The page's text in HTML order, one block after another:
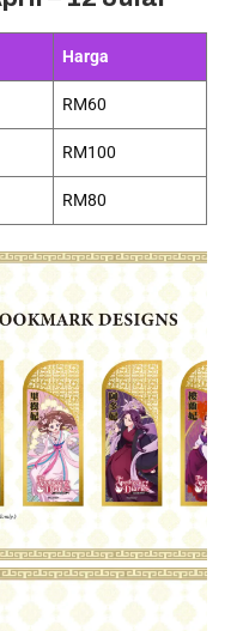
Harga
RM60
RM100
RM80